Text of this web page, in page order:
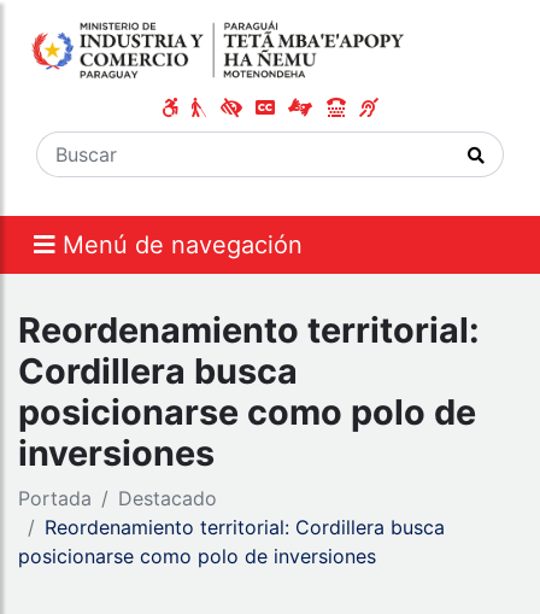
Menú de navegación
Reordenamiento territorial:
Cordillera busca
posicionarse como polo de
inversiones
Portada
Destacado
Reordenamiento territorial: Cordillera busca
posicionarse como polo de inversiones